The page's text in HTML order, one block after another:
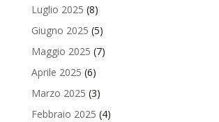
Luglio 2025 (8)
Giugno 2025 (5)
Maggio 2025 (7)
Aprile 2025 (6)
Marzo 2025 (3)
Febbraio 2025 (4)